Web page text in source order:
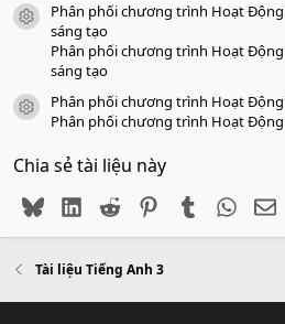
icon tài liệu
Phân phối chương trình Hoạt Động
sáng tạo
Phân phối chương trình Hoạt Động
sáng tạo
icon tài liệu
Phân phối chương trình Hoạt Động
Phân phối chương trình Hoạt Động
Chia sẻ tài liệu này
BlueskyLinkedIn
Reddit PinterestTumblr
Tài liệu Tiếng Anh 3